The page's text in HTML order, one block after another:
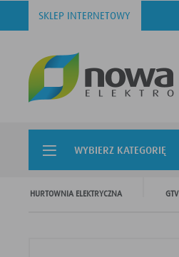
SKLEP INTERNETOWY
WYBIERZ KATEGORIĘ
HURTOWNIA ELEKTRYCZNA GTV